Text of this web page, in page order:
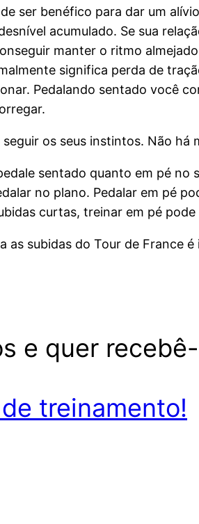
ser benéfico para dar um
acumulado. Se sua
manter o ritmo
significa perda de
Pedalando sentado você
os seus instintos. Não
sentado quanto em pé no
no plano. Pedalar em pé
curtas, treinar em pé
as subidas do Tour de France
e quer
treinamento!